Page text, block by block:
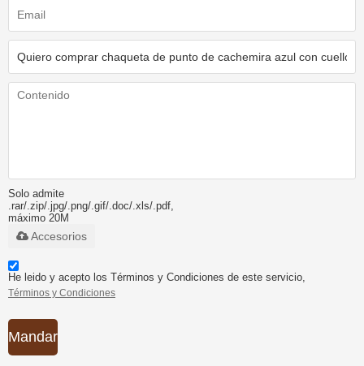
Solo admite
.rar/.zip/.jpg/.png/.gif/.doc/.xls/.pdf,
máximo 20M
Accesorios
He leido y acepto los Términos y Condiciones de este servicio,
Términos y Condiciones
Mandar